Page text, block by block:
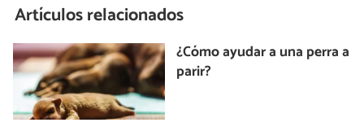
Artículos relacionados
¿Cómo ayudar a una perra a
parir?